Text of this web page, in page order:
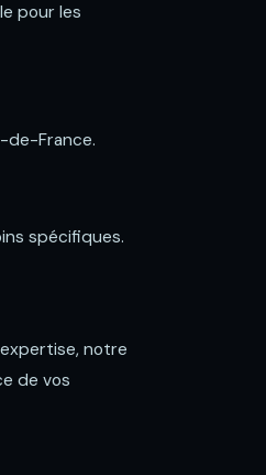
pour les
de-France.
spécifiques.
notre
de vos